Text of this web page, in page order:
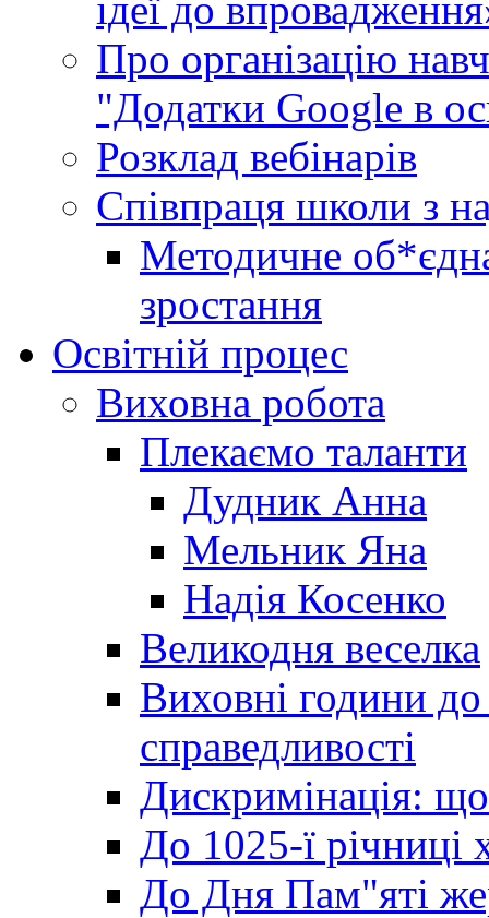
Про організацію
"Додатки Google в
Розклад вебінарів
Співпраця школи з
Методичне
зростання
Освітній процес
Виховна робота
Плекаємо таланти
Дудник Анна
Мельник Яна
Надія Косенко
Великодня веселка
Виховні години до
справедливості
Дискримінація:
До 1025-ї річниці
До Дня Пам"яті